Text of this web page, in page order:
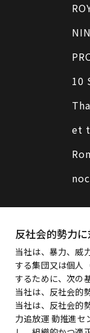
10
et
反社会的勢力
当社は、暴力、威
する集団又は個人
するために、次の
当社は、反社会的
当社は、反社会的
力追放運 動推進セ